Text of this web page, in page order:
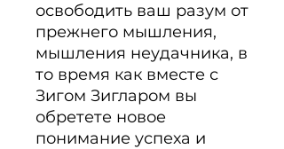
освободить ваш разум от
прежнего мышления,
мышления неудачника, в
то время как вместе с
Зигом Зигларом вы
обретете новое
понимание успеха и